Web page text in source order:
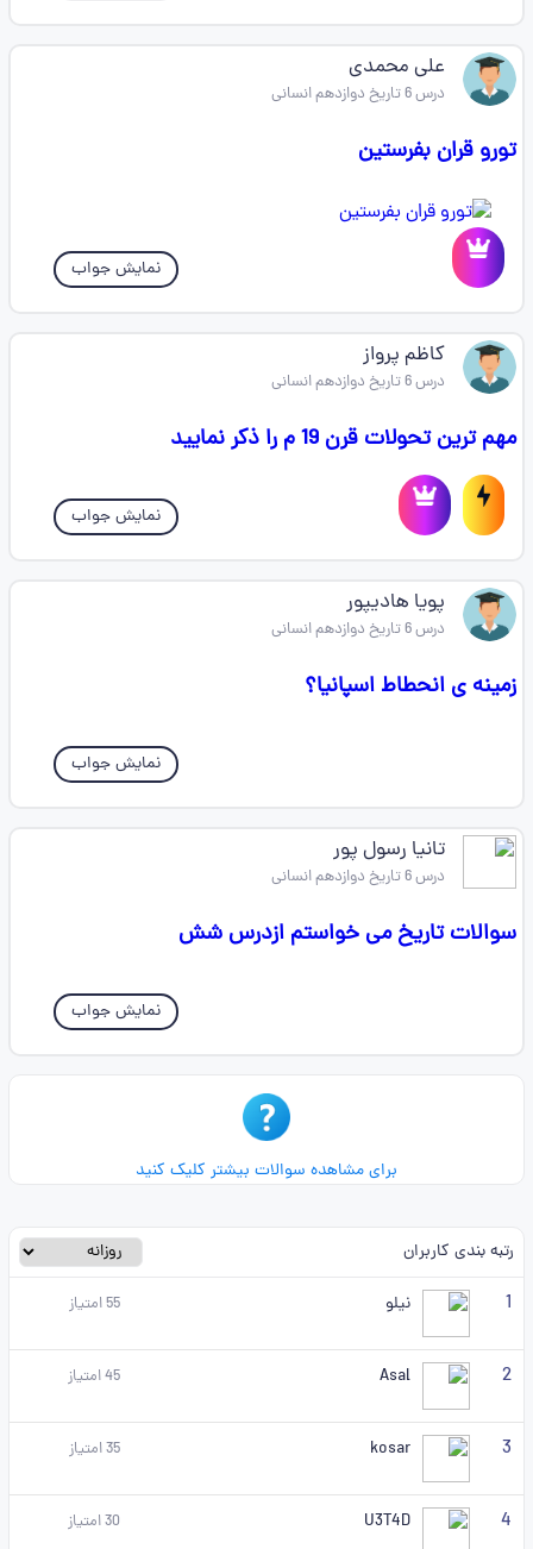
علی محمدی
درس 6 تاریخ دوازدهم انسانی
تورو قران بفرستین
نمایش جواب
کاظم پرواز
درس 6 تاریخ دوازدهم انسانی
مهم ترین تحولات قرن 19 م را ذکر نمایید
نمایش جواب
پویا هادیپور
درس 6 تاریخ دوازدهم انسانی
زمینه ی انحطاط اسپانیا؟
نمایش جواب
تانیا رسول پور
درس 6 تاریخ دوازدهم انسانی
سوالات تاریخ می خواستم ازدرس شش
نمایش جواب
برای مشاهده سوالات بیشتر کلیک کنید
رتبه بندی کاربران
1 نیلو 55امتیاز
2
Asal
45امتیاز
3
kosar
35امتیاز
4
U3T4D
30امتیاز